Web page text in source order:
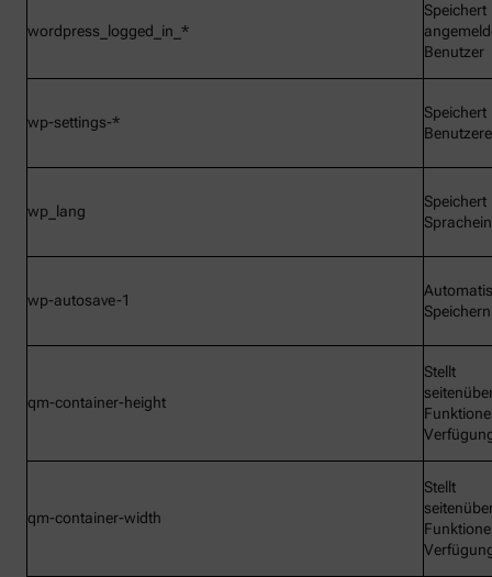
wordpress_logged_in_*
Speichert
Benutzer
wp-settings-*
Speichert
wp_lang
Speichert
wp-autosave-1
Speichern
qm-container-height
Stellt
qm-container-width
Stellt